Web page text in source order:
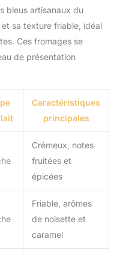
bleus artisanaux du
sa texture friable, idéal
Ces fromages se
de présentation
Caractéristiques
principales
Crémeux, notes
fruitées et
épicées
Friable, arômes
de noisette et
caramel